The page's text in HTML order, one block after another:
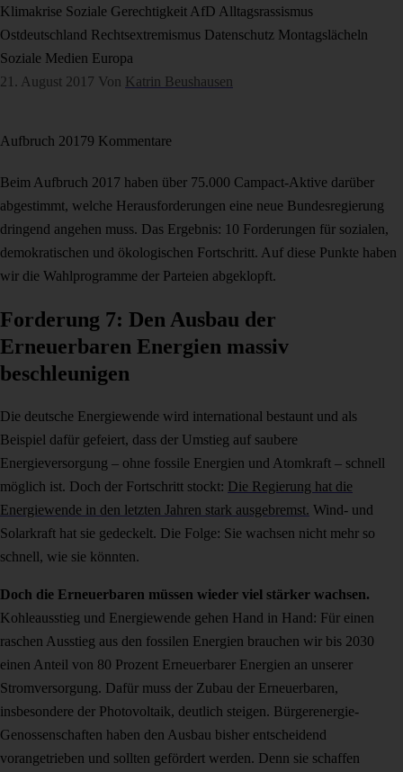
Klimakrise Soziale Gerechtigkeit AfD Alltagsrassismus
Ostdeutschland Rechtsextremismus Datenschutz Montagslächeln
Soziale Medien Europa
21. August 2017 Von Katrin Beushausen
Aufbruch 20179 Kommentare
Beim Aufbruch 2017 haben über 75.000 Campact-Aktive darüber
abgestimmt, welche Herausforderungen eine neue Bundesregierung
dringend angehen muss. Das Ergebnis: 10 Forderungen für sozialen,
demokratischen und ökologischen Fortschritt. Auf diese Punkte haben
wir die Wahlprogramme der Parteien abgeklopft.
Forderung 7: Den Ausbau der
Erneuerbaren Energien massiv
beschleunigen
Die deutsche Energiewende wird international bestaunt und als
Beispiel dafür gefeiert, dass der Umstieg auf saubere
Energieversorgung – ohne fossile Energien und Atomkraft – schnell
möglich ist. Doch der Fortschritt stockt: Die Regierung hat die
Energiewende in den letzten Jahren stark ausgebremst. Wind- und
Solarkraft hat sie gedeckelt. Die Folge: Sie wachsen nicht mehr so
schnell, wie sie könnten.
Doch die Erneuerbaren müssen wieder viel stärker wachsen.
Kohleausstieg und Energiewende gehen Hand in Hand: Für einen
raschen Ausstieg aus den fossilen Energien brauchen wir bis 2030
einen Anteil von 80 Prozent Erneuerbarer Energien an unserer
Stromversorgung. Dafür muss der Zubau der Erneuerbaren,
insbesondere der Photovoltaik, deutlich steigen. Bürgerenergie-
Genossenschaften haben den Ausbau bisher entscheidend
vorangetrieben und sollten gefördert werden. Denn sie schaffen